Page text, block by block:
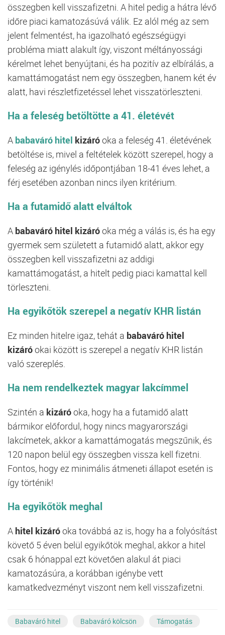
összegben kell visszafizetni. A hitel pedig a hátra lévő
időre piaci kamatozásúvá válik. Ez alól még az sem
jelent felmentést, ha igazolható egészségügyi
probléma miatt alakult így, viszont méltányossági
kérelmet lehet benyújtani, és ha pozitív az elbírálás, a
kamattámogatást nem egy összegben, hanem két év
alatt, havi részletfizetéssel lehet visszatörleszteni.
Ha a feleség betöltötte a 41. életévét
A babaváró hitel kizáróoka a feleség 41. életévének
betöltése is, mivel a feltételek között szerepel, hogy a
feleség az igénylés időpontjában 18-41 éves lehet, a
férj esetében azonban nincs ilyen kritérium.
Ha a futamidő alatt elváltok
A babaváró hitel kizáróoka még a válás is, és ha egy
gyermek sem született a futamidő alatt, akkor egy
összegben kell visszafizetni az addigi
kamattámogatást, a hitelt pedig piaci kamattal kell
törleszteni.
Ha egyikőtök szerepel a negatív KHR listán
Ez minden hitelre igaz, tehát a babaváró hitel
kizáróokai között is szerepel a negatív KHR listán
való szereplés.
Ha nem rendelkeztek magyar lakcímmel
Szintén a kizáróoka, hogy ha a futamidő alatt
bármikor előfordul, hogy nincs magyarországi
lakcímetek, akkor a kamattámogatás megszűnik, és
120 napon belül egy összegben vissza kell fizetni.
Fontos, hogy ez minimális átmeneti állapot esetén is
így történik!
Ha egyikőtök meghal
A hitel kizáróoka továbbá az is, hogy ha a folyósítást
követő 5 éven belül egyikőtök meghal, akkor a hitel
csak 6 hónappal ezt követően alakul át piaci
kamatozásúra, a korábban igénybe vett
kamatkedvezményt viszont nem kell visszafizetni.
Babaváró hitel Babaváró kölcsön Támogatás